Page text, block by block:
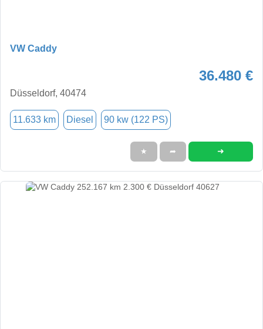
VW Caddy
36.480 €
Düsseldorf, 40474
11.633 km Diesel 90 kw (122 PS)
★ ➦ ➜